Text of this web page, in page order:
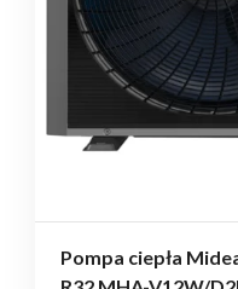
Pompa ciepła